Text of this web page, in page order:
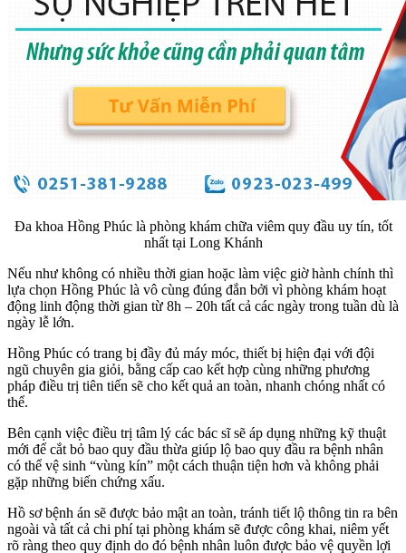
Đa khoa Hồng Phúc là phòng khám chữa viêm quy đầu uy tín, tốt
nhất tại Long Khánh
Nếu như không có nhiều thời gian hoặc làm việc giờ hành chính thì
lựa chọn Hồng Phúc là vô cùng đúng đắn bởi vì phòng khám hoạt
động linh động thời gian từ 8h – 20h tất cả các ngày trong tuần dù là
ngày lễ lớn.
Hồng Phúc có trang bị đầy đủ máy móc, thiết bị hiện đại với đội
ngũ chuyên gia giỏi, bằng cấp cao kết hợp cùng những phương
pháp điều trị tiên tiến sẽ cho kết quả an toàn, nhanh chóng nhất có
thể.
Bên cạnh việc điều trị tâm lý các bác sĩ sẽ áp dụng những kỹ thuật
mới để cắt bỏ bao quy đầu thừa giúp lộ bao quy đầu ra bệnh nhân
có thể vệ sinh “vùng kín” một cách thuận tiện hơn và không phải
gặp những biến chứng xấu.
Hồ sơ bệnh án sẽ được bảo mật an toàn, tránh tiết lộ thông tin ra bên
ngoài và tất cả chi phí tại phòng khám sẽ được công khai, niêm yết
rõ ràng theo quy định do đó bệnh nhân luôn được bảo vệ quyền lợi